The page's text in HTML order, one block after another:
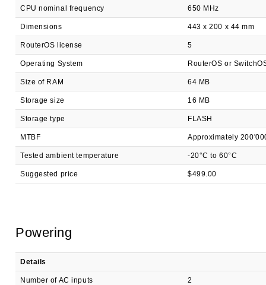
CPU nominal frequency 650 MHz
Dimensions 443 x 200 x 44 mm
RouterOS license 5
Operating System RouterOS or
Size of RAM 64 MB
Storage size 16 MB
Storage type FLASH
MTBF Approximately
Tested ambient temperature -20°C to 60°C
Suggested price $499.00
Powering
Details
Number of AC inputs 2